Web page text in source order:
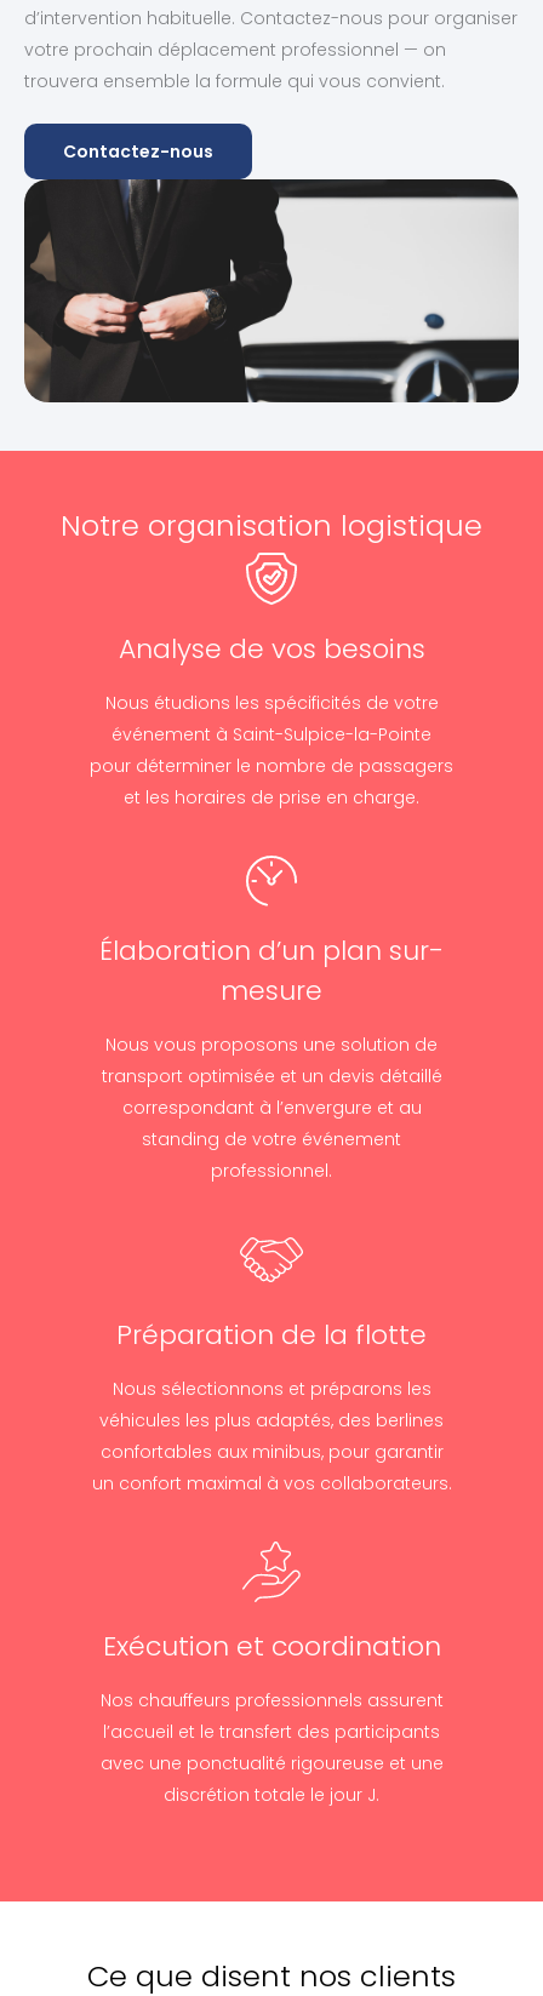
d’intervention habituelle. Contactez-nous pour organiser
votre prochain déplacement professionnel — on
trouvera ensemble la formule qui vous convient.
Contactez-nous
Notre organisation logistique
Analyse de vos besoins
Nous étudions les spécificités de votre
événement à Saint-Sulpice-la-Pointe
pour déterminer le nombre de passagers
et les horaires de prise en charge.
Élaboration d’un plan sur-
mesure
Nous vous proposons une solution de
transport optimisée et un devis détaillé
correspondant à l’envergure et au
standing de votre événement
professionnel.
Préparation de la flotte
Nous sélectionnons et préparons les
véhicules les plus adaptés, des berlines
confortables aux minibus, pour garantir
un confort maximal à vos collaborateurs.
Exécution et coordination
Nos chauffeurs professionnels assurent
l’accueil et le transfert des participants
avec une ponctualité rigoureuse et une
discrétion totale le jour J.
Ce que disent nos clients